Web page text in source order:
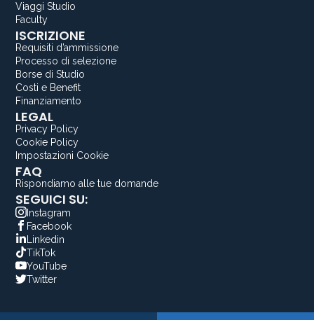
Viaggi Studio
Faculty
ISCRIZIONE
Requisiti d’ammissione
Processo di selezione
Borse di Studio
Costi e Benefit
Finanziamento
LEGAL
Privacy Policy
Cookie Policy
Impostazioni Cookie
FAQ
Rispondiamo alle tue domande
SEGUICI SU:
Instagram
Facebook
Linkedin
TikTok
YouTube
Twitter